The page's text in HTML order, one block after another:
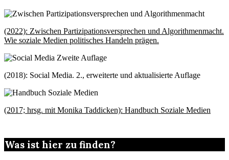
(2022): Zwischen Partizipationsversprechen und Algorithmenmacht.
Wie soziale Medien politisches Handeln prägen.
(2018): Social Media. 2., erweiterte und aktualisierte Auflage
(2017; hrsg. mit Monika Taddicken): Handbuch Soziale Medien
Was ist hier zu finden?